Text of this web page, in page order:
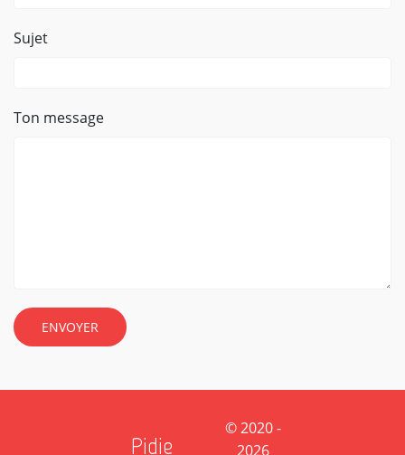
Sujet
Ton message
ENVOYER
Pidie
© 2020 -
2026